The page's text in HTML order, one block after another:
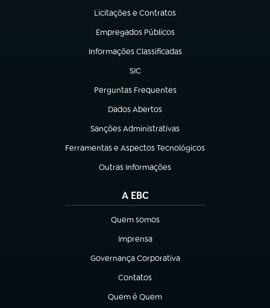
Licitações e Contratos
(abre em nova aba)
Empregados Públicos
(abre em nova aba)
Informações Classificadas
(abre em nova aba)
SIC
(abre em nova aba)
Perguntas Frequentes
(abre em nova aba)
Dados Abertos
(abre em nova aba)
Sanções Administrativas
(abre em nova aba)
Ferramentas e Aspectos Tecnológicos
(abre em nova aba)
Outras Informações
(abre em nova aba)
A EBC
Quem somos
(abre em nova aba)
Imprensa
(abre em nova aba)
Governança Corporativa
(abre em nova aba)
Contatos
(abre em nova aba)
Quem é Quem
(abre em nova aba)